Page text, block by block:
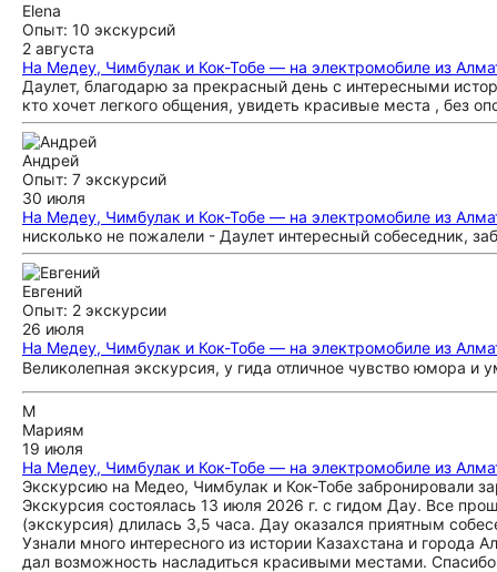
Elena
Опыт: 10 экскурсий
2 августа
На Медеу, Чимбулак и Кок-Тобе — на электромобиле из
Даулет, благодарю за прекрасный день с интересными
кто хочет легкого общения, увидеть красивые места , без
Андрей
Опыт: 7 экскурсий
30 июля
На Медеу, Чимбулак и Кок-Тобе — на электромобиле из
нисколько не пожалели - Даулет интересный собеседник,
Евгений
Опыт: 2 экскурсии
26 июля
На Медеу, Чимбулак и Кок-Тобе — на электромобиле из
Великолепная экскурсия, у гида отличное чувство юмора
М
Мариям
19 июля
На Медеу, Чимбулак и Кок-Тобе — на электромобиле из
Экскурсию на Медео, Чимбулак и Кок-Тобе забронировали
Экскурсия состоялась 13 июля 2026 г. с гидом Дау. Все
(экскурсия) длилась 3,5 часа. Дау оказался приятным
Узнали много интересного из истории Казахстана и
дал возможность насладиться красивыми местами.